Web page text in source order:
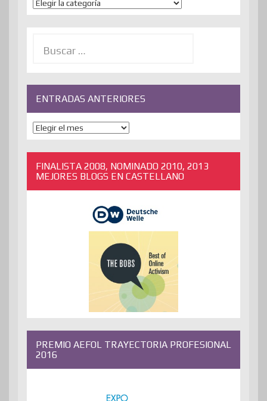
Temas
ENTRADAS ANTERIORES
ENTRADAS
ANTERIORES
FINALISTA 2008, NOMINADO 2010, 2013
MEJORES BLOGS EN CASTELLANO
PREMIO AEFOL TRAYECTORIA PROFESIONAL
2016